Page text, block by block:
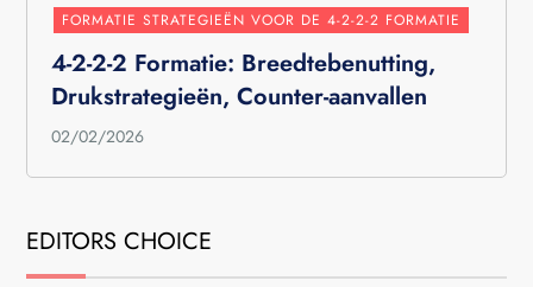
FORMATIE STRATEGIEËN VOOR DE 4-2-2-2 FORMATIE
4-2-2-2 Formatie: Breedtebenutting,
Drukstrategieën, Counter-aanvallen
02/02/2026
EDITORS CHOICE